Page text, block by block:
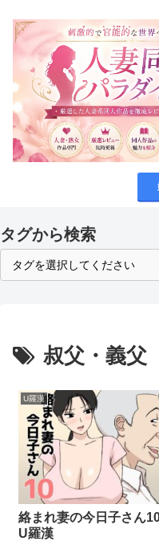
タグから検索
叔父・義父
U羅漢
絡まれ妻の今日子さん
U羅漢